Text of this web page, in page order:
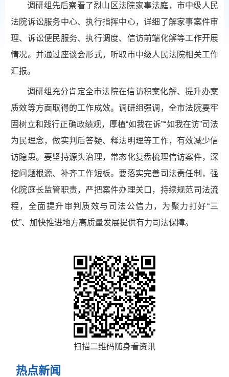
调研组先后察看了烈山区法院家事法庭，市中级人民
法院诉讼服务中心、执行指挥中心，详细了解家事案件审
理、诉讼便民服务、执行调度、信访前端化解等工作开展
情况。并通过座谈会形式，听取市中级人民法院相关工作
汇报。
调研组充分肯定全市法院在信访积案化解、提升办案
质效等方面取得的工作成效。调研组强调，全市法院要牢
固树立和践行正确政绩观，厚植“如我在诉”“如我在访”司法
为民理念，做实判后答疑、释法明理等工作，有效减少信
访隐患。要坚持源头治理，常态化复盘梳理信访案件，深
挖问题根源、补齐工作短板。要落实完善司法责任制，强
化院庭长监管职责，严把案件办理关口，持续规范司法流
程，全面提升审判质效与司法公信力，为聚力打好“三
仗”、加快推进地方高质量发展提供有力司法保障。
扫描二维码随身看资讯
热点新闻